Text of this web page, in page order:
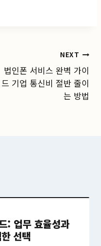
NEXT
법인폰 서비스 완벽 가이
드 기업 통신비 절반 줄이
는 방법
: 업무 효율성과
선택